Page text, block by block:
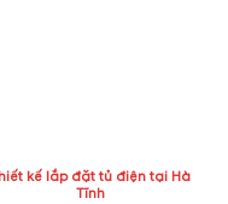
kế lắp đặt tủ điện tại Hà
Tĩnh